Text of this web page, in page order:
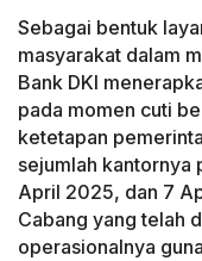
Sebagai bentuk
masyarakat dalam
Bank DKI
pada momen cuti
ketetapan
sejumlah kantornya
April 2025, dan 7
Cabang yang telah
operasionalnya